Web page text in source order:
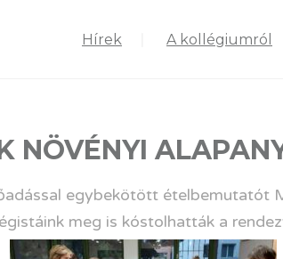
Hírek A kollégiumról
NÖVÉNYI
egybekötött ételbemutatót
meg is kóstolhatták a